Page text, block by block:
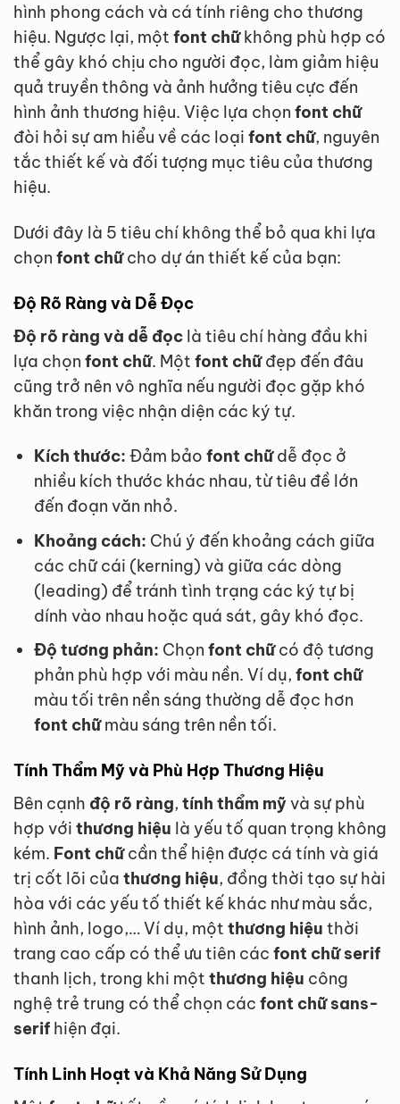
hình phong cách và cá tính riêng cho thương
hiệu. Ngược lại, một font chữkhông phù hợp có
thể gây khó chịu cho người đọc, làm giảm hiệu
quả truyền thông và ảnh hưởng tiêu cực đến
hình ảnh thương hiệu. Việc lựa chọn font chữ
đòi hỏi sự am hiểu về các loại font chữ, nguyên
tắc thiết kế và đối tượng mục tiêu của thương
hiệu.
Dưới đây là 5 tiêu chí không thể bỏ qua khi lựa
chọn font chữcho dự án thiết kế của bạn:
Độ Rõ Ràng và Dễ Đọc
Độ rõ ràng và dễ đọc là tiêu chí hàng đầu khi
lựa chọn font chữ. Một font chữđẹp đến đâu
cũng trở nên vô nghĩa nếu người đọc gặp khó
khăn trong việc nhận diện các ký tự.
Kích thước: Đảm bảo font chữdễ đọc ở
nhiều kích thước khác nhau, từ tiêu đề lớn
đến đoạn văn nhỏ.
Khoảng cách: Chú ý đến khoảng cách giữa
các chữ cái (kerning) và giữa các dòng
(leading) để tránh tình trạng các ký tự bị
dính vào nhau hoặc quá sát, gây khó đọc.
Độ tương phản: Chọn font chữcó độ tương
phản phù hợp với màu nền. Ví dụ, font chữ
màu tối trên nền sáng thường dễ đọc hơn
font chữmàu sáng trên nền tối.
Tính Thẩm Mỹ và Phù Hợp Thương Hiệu
Bên cạnh độ rõ ràng, tính thẩm mỹvà sự phù
hợp với thương hiệu là yếu tố quan trọng không
kém. Font chữcần thể hiện được cá tính và giá
trị cốt lõi của thương hiệu, đồng thời tạo sự hài
hòa với các yếu tố thiết kế khác như màu sắc,
hình ảnh, logo,… Ví dụ, một thương hiệu thời
trang cao cấp có thể ưu tiên các font chữ serif
thanh lịch, trong khi một thương hiệu công
nghệ trẻ trung có thể chọn các font chữ sans-
serif hiện đại.
Tính Linh Hoạt và Khả Năng Sử Dụng